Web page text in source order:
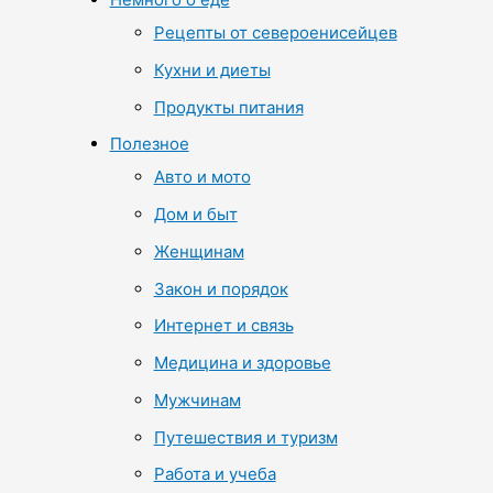
Рецепты от североенисейцев
Кухни и диеты
Продукты питания
Полезное
Авто и мото
Дом и быт
Женщинам
Закон и порядок
Интернет и связь
Медицина и здоровье
Мужчинам
Путешествия и туризм
Работа и учеба